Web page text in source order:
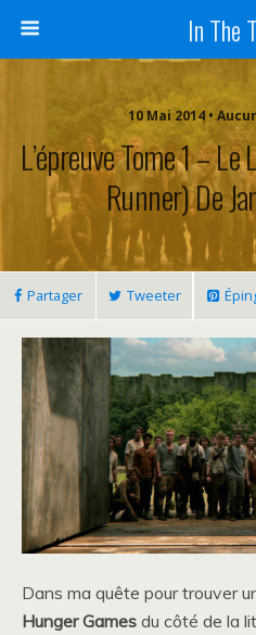
In The
10 Mai 2014 •
L’épreuve Tome 1 –
Runner) De
Partager Tweeter
Dans ma quête pour trouver
Hunger Games du côté de la